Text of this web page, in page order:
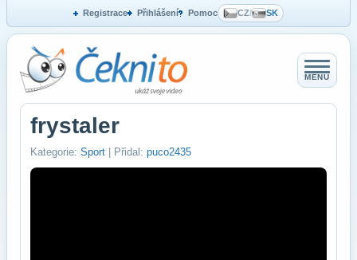
Registrace Přihlášení Pomoc CZ/ SK
MENU
frystaler
Kategorie: Sport | Přidal: puco2435